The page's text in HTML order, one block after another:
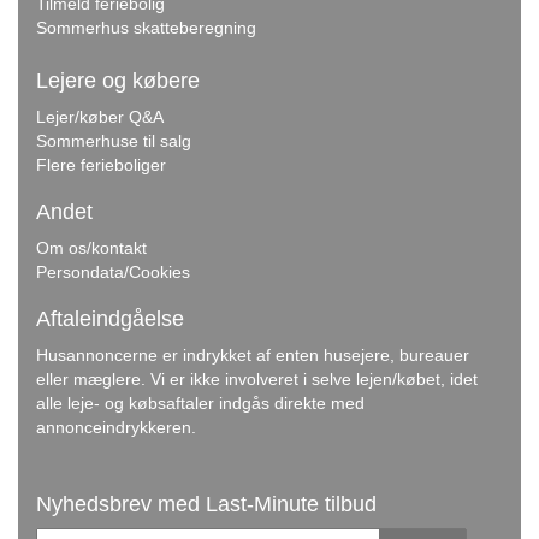
Tilmeld feriebolig
Sommerhus skatteberegning
Lejere og købere
Lejer/køber Q&A
Sommerhuse til salg
Flere ferieboliger
Andet
Om os/kontakt
Persondata/Cookies
Aftaleindgåelse
Husannoncerne er indrykket af enten husejere, bureauer
eller mæglere. Vi er ikke involveret i selve lejen/købet, idet
alle leje- og købsaftaler indgås direkte med
annonceindrykkeren.
Nyhedsbrev med Last-Minute tilbud